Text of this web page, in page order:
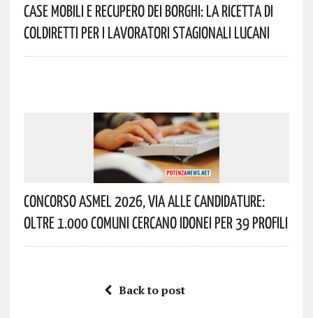
Case Mobili E Recupero Dei Borghi: La Ricetta Di
Coldiretti Per I Lavoratori Stagionali Lucani
Concorso Asmel 2026, Via Alle Candidature:
Oltre 1.000 Comuni Cercano Idonei Per 39 Profili
Back to post